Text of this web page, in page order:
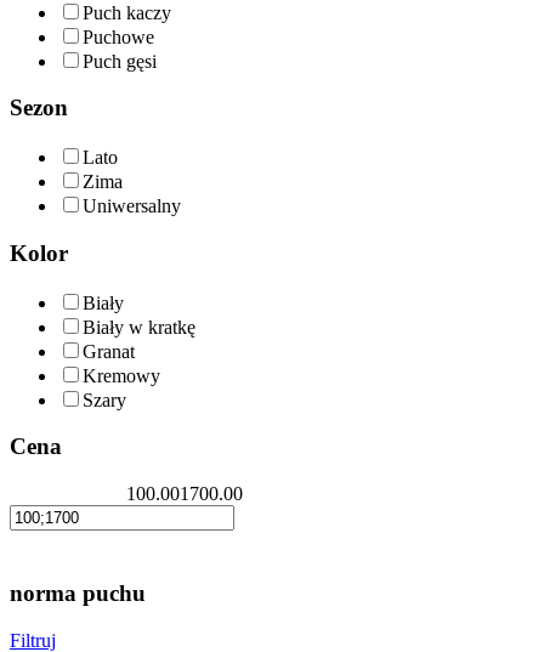
Puch kaczy
Puchowe
Puch gęsi
Sezon
Lato
Zima
Uniwersalny
Kolor
Biały
Biały w kratkę
Granat
Kremowy
Szary
Cena
100.001700.00
norma puchu
Filtruj